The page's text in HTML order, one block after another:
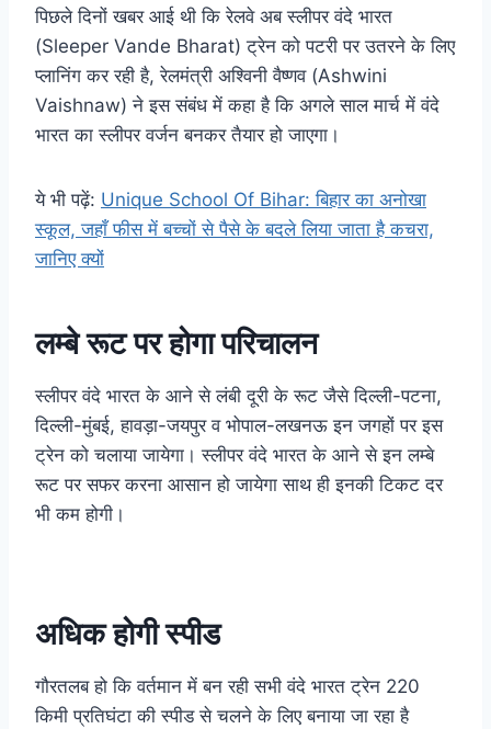
पिछले दिनों खबर आई थी कि रेलवे अब स्लीपर वंदे भारत
(Sleeper Vande Bharat) ट्रेन को पटरी पर उतरने के लिए
प्लानिंग कर रही है, रेलमंत्री अश्विनी वैष्णव (Ashwini
Vaishnaw) ने इस संबंध में कहा है कि अगले साल मार्च में वंदे
भारत का स्लीपर वर्जन बनकर तैयार हो जाएगा।
ये भी पढ़ें: Unique School Of Bihar: बिहार का अनोखा
स्कूल, जहाँ फीस में बच्चों से पैसे के बदले लिया जाता है कचरा,
जानिए क्यों
लम्बे रूट पर होगा परिचालन
स्लीपर वंदे भारत के आने से लंबी दूरी के रूट जैसे दिल्ली-पटना,
दिल्ली-मुंबई, हावड़ा-जयपुर व भोपाल-लखनऊ इन जगहों पर इस
ट्रेन को चलाया जायेगा। स्लीपर वंदे भारत के आने से इन लम्बे
रूट पर सफर करना आसान हो जायेगा साथ ही इनकी टिकट दर
भी कम होगी।
अधिक होगी स्पीड
गौरतलब हो कि वर्तमान में बन रही सभी वंदे भारत ट्रेन 220
किमी प्रतिघंटा की स्पीड से चलने के लिए बनाया जा रहा है